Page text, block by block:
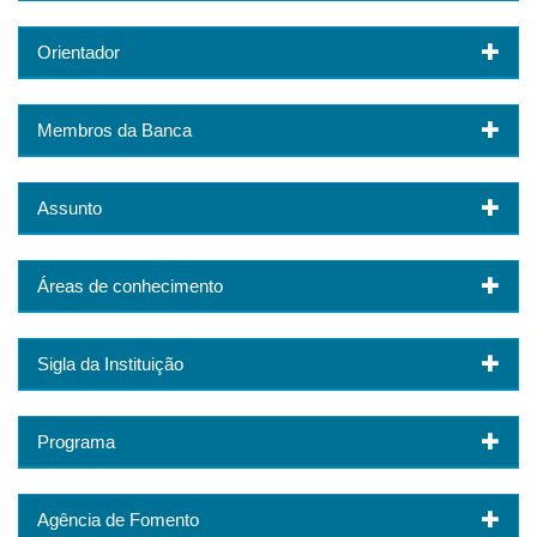
Orientador
Membros da Banca
Assunto
Áreas de conhecimento
Sigla da Instituição
Programa
Agência de Fomento